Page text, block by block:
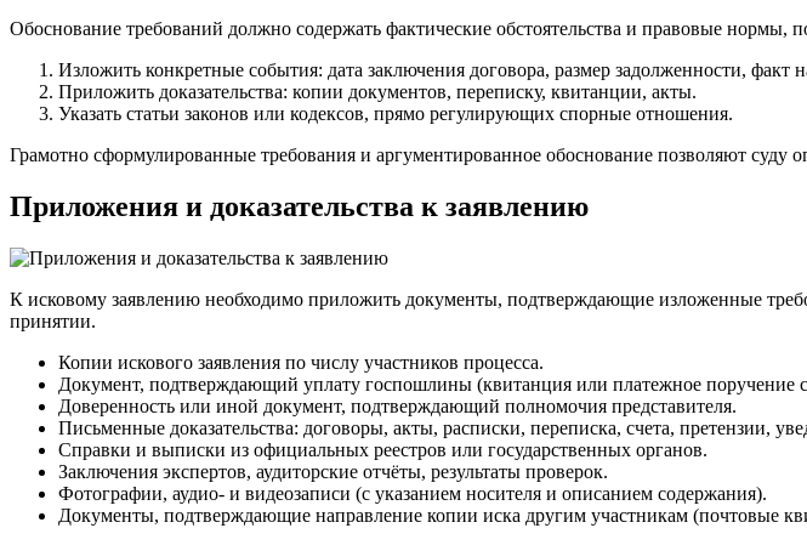
Обоснование требований должно содержать фактические обстоятельства и правовые нормы,
Изложить конкретные события: дата заключения договора, размер задолженности, факт
Приложить доказательства: копии документов, переписку, квитанции, акты.
Указать статьи законов или кодексов, прямо регулирующих спорные отношения.
Грамотно сформулированные требования и аргументированное обоснование позволяют суду
Приложения и доказательства к заявлению
К исковому заявлению необходимо приложить документы, подтверждающие изложенные
принятии.
Копии искового заявления по числу участников процесса.
Документ, подтверждающий уплату госпошлины (квитанция или платежное поручение
Доверенность или иной документ, подтверждающий полномочия представителя.
Письменные доказательства: договоры, акты, расписки, переписка, счета, претензии,
Справки и выписки из официальных реестров или государственных органов.
Заключения экспертов, аудиторские отчёты, результаты проверок.
Фотографии, аудио- и видеозаписи (с указанием носителя и описанием содержания).
Документы, подтверждающие направление копии иска другим участникам (почтовые